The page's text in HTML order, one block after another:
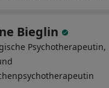
Bieglin
Psychotherapeutin,